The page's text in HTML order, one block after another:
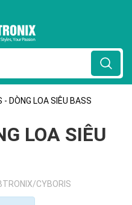
- DÒNG LOA SIÊU BASS
LOA SIÊU
CYBORIS